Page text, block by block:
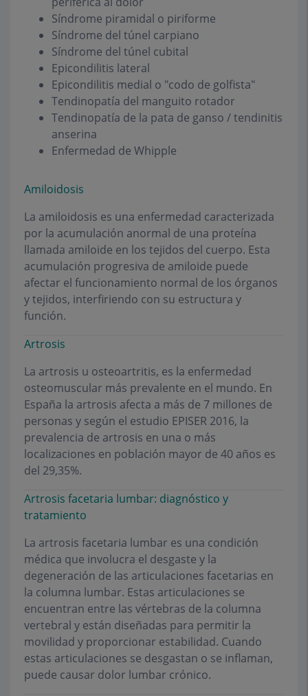
Síndrome piramidal o piriforme
Síndrome del túnel carpiano
Síndrome del túnel cubital
Epicondilitis lateral
Epicondilitis medial o "codo de golfista"
Tendinopatía del manguito rotador
Tendinopatía de la pata de ganso / tendinitis
anserina
Enfermedad de Whipple
Amiloidosis
La amiloidosis es una enfermedad caracterizada
por la acumulación anormal de una proteína
llamada amiloide en los tejidos del cuerpo. Esta
acumulación progresiva de amiloide puede
afectar el funcionamiento normal de los órganos
y tejidos, interfiriendo con su estructura y
función.
Artrosis
La artrosis u osteoartritis, es la enfermedad
osteomuscular más prevalente en el mundo. En
España la artrosis afecta a más de 7 millones de
personas y según el estudio EPISER 2016, la
prevalencia de artrosis en una o más
localizaciones en población mayor de 40 años es
del 29,35%.
Artrosis facetaria lumbar: diagnóstico y
tratamiento
La artrosis facetaria lumbar es una condición
médica que involucra el desgaste y la
degeneración de las articulaciones facetarias en
la columna lumbar. Estas articulaciones se
encuentran entre las vértebras de la columna
vertebral y están diseñadas para permitir la
movilidad y proporcionar estabilidad. Cuando
estas articulaciones se desgastan o se inflaman,
puede causar dolor lumbar crónico.